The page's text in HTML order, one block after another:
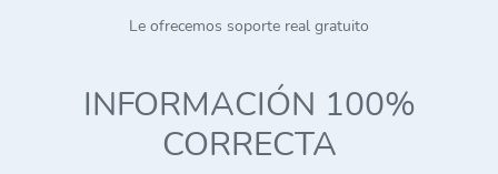
Le ofrecemos soporte real gratuito
INFORMACIÓN 100%
CORRECTA